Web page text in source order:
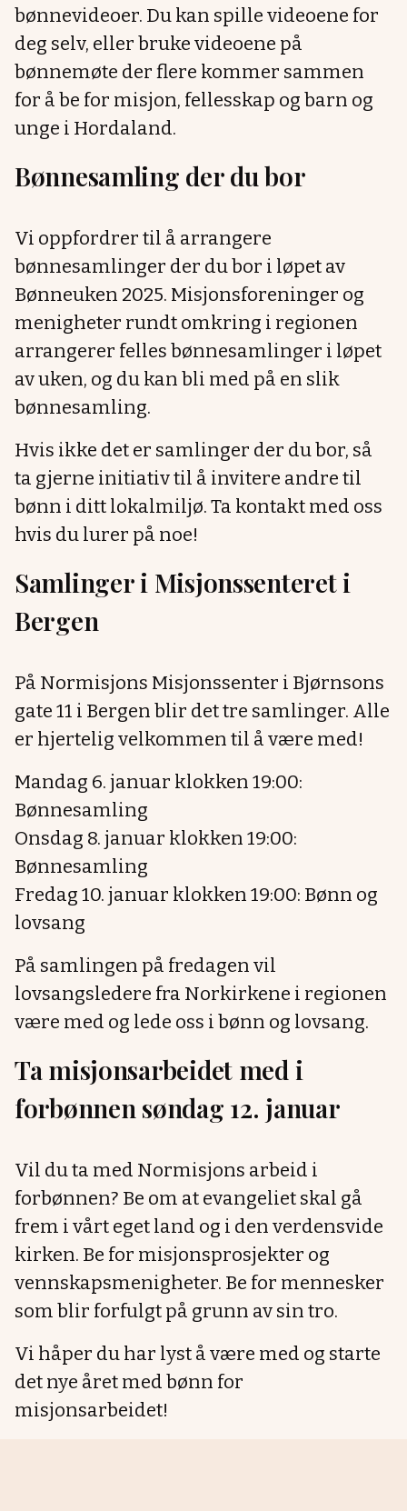
bønnevideoer. Du kan spille videoene for
deg selv, eller bruke videoene på
bønnemøte der flere kommer sammen
for å be for misjon, fellesskap og barn og
unge i Hordaland.
Bønnesamling der du bor
Vi oppfordrer til å arrangere
bønnesamlinger der du bor i løpet av
Bønneuken 2025. Misjonsforeninger og
menigheter rundt omkring i regionen
arrangerer felles bønnesamlinger i løpet
av uken, og du kan bli med på en slik
bønnesamling.
Hvis ikke det er samlinger der du bor, så
ta gjerne initiativ til å invitere andre til
bønn i ditt lokalmiljø. Ta kontakt med oss
hvis du lurer på noe!
Samlinger i Misjonssenteret i
Bergen
På Normisjons Misjonssenter i Bjørnsons
gate 11 i Bergen blir det tre samlinger. Alle
er hjertelig velkommen til å være med!
Mandag 6. januar klokken 19:00:
Bønnesamling
Onsdag 8. januar klokken 19:00:
Bønnesamling
Fredag 10. januar klokken 19:00: Bønn og
lovsang
På samlingen på fredagen vil
lovsangsledere fra Norkirkene i regionen
være med og lede oss i bønn og lovsang.
Ta misjonsarbeidet med i
forbønnen søndag 12. januar
Vil du ta med Normisjons arbeid i
forbønnen? Be om at evangeliet skal gå
frem i vårt eget land og i den verdensvide
kirken. Be for misjonsprosjekter og
vennskapsmenigheter. Be for mennesker
som blir forfulgt på grunn av sin tro.
Vi håper du har lyst å være med og starte
det nye året med bønn for
misjonsarbeidet!